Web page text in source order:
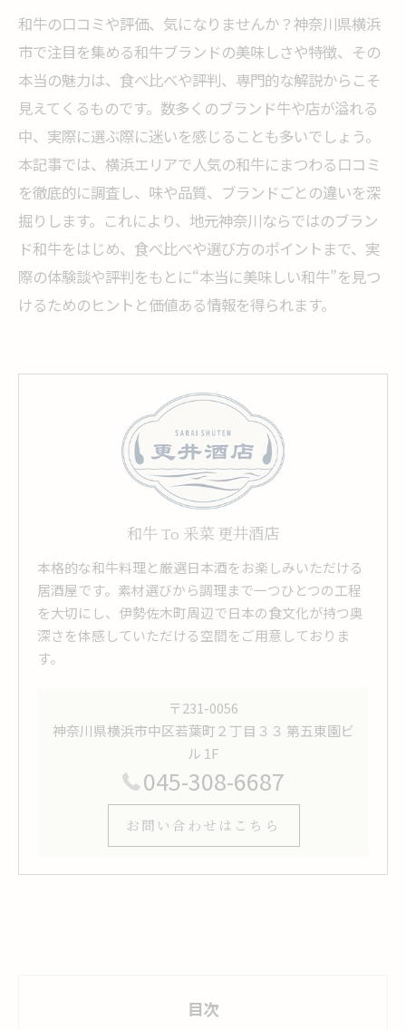
和牛の口コミや評価、気になりませんか？神奈川県横浜
市で注目を集める和牛ブランドの美味しさや特徴、その
本当の魅力は、食べ比べや評判、専門的な解説からこそ
見えてくるものです。数多くのブランド牛や店が溢れる
中、実際に選ぶ際に迷いを感じることも多いでしょう。
本記事では、横浜エリアで人気の和牛にまつわる口コミ
を徹底的に調査し、味や品質、ブランドごとの違いを深
掘りします。これにより、地元神奈川ならではのブラン
ド和牛をはじめ、食べ比べや選び方のポイントまで、実
際の体験談や評判をもとに“本当に美味しい和牛”を見つ
けるためのヒントと価値ある情報を得られます。
和牛 To 釆菜 更井酒店
本格的な和牛料理と厳選日本酒をお楽しみいただける
居酒屋です。素材選びから調理まで一つひとつの工程
を大切にし、伊勢佐木町周辺で日本の食文化が持つ奥
深さを体感していただける空間をご用意しておりま
す。
〒231-0056
神奈川県横浜市中区若葉町２丁目３３ 第五東園ビ
ル 1F
045-308-6687
お問い合わせはこちら
目次